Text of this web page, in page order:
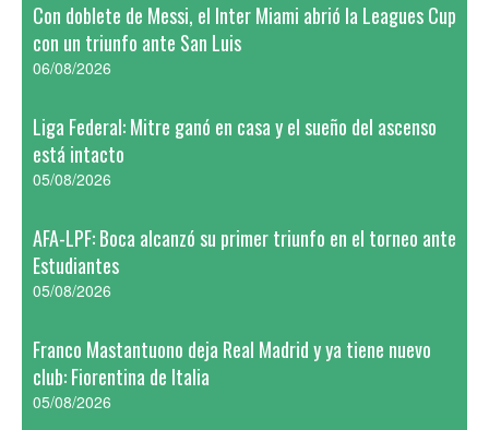
Con doblete de Messi, el Inter Miami abrió la Leagues Cup
con un triunfo ante San Luis
06/08/2026
Liga Federal: Mitre ganó en casa y el sueño del ascenso
está intacto
05/08/2026
AFA-LPF: Boca alcanzó su primer triunfo en el torneo ante
Estudiantes
05/08/2026
Franco Mastantuono deja Real Madrid y ya tiene nuevo
club: Fiorentina de Italia
05/08/2026